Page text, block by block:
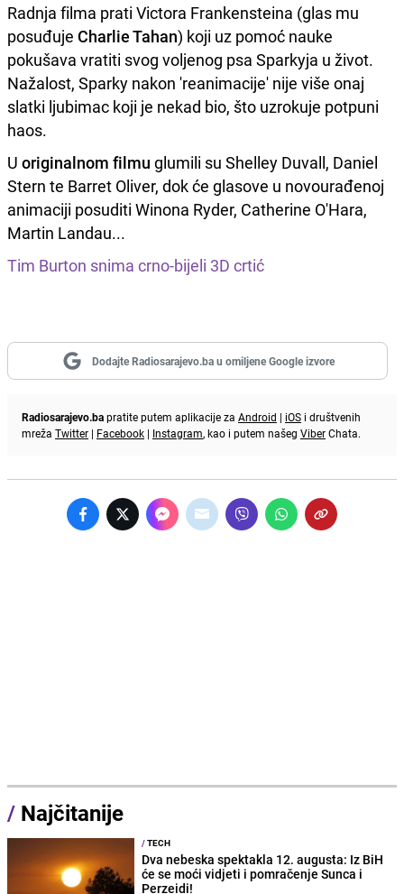
Radnja filma prati Victora Frankensteina (glas mu
posuđuje Charlie Tahan) koji uz pomoć nauke
pokušava vratiti svog voljenog psa Sparkyja u život.
Nažalost, Sparky nakon 'reanimacije' nije više onaj
slatki ljubimac koji je nekad bio, što uzrokuje potpuni
haos.
U originalnom filmu glumili su Shelley Duvall, Daniel
Stern te Barret Oliver, dok će glasove u novourađenoj
animaciji posuditi Winona Ryder, Catherine O'Hara,
Martin Landau...
Tim Burton snima crno-bijeli 3D crtić
Dodajte Radiosarajevo.ba u omiljene Google izvore
Radiosarajevo.bapratite putem aplikacije za Android | iOS i društvenih
mreža Twitter | Facebook | Instagram, kao i putem našeg ViberChata.
/ Najčitanije
/TECH
Dva nebeska spektakla 12. augusta: Iz BiH
će se moći vidjeti i pomračenje Sunca i
Perzeidi!